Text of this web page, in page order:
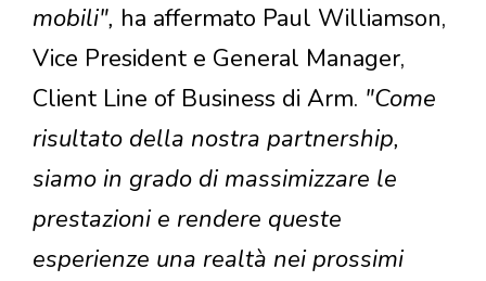
mobili", ha affermato Paul Williamson,
Vice President e General Manager,
Client Line of Business di Arm. "Come
risultato della nostra partnership,
siamo in grado di massimizzare le
prestazioni e rendere queste
esperienze una realtà nei prossimi